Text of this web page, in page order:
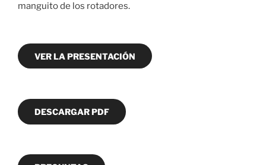
manguito de los rotadores.
VER LA PRESENTACIÓN
DESCARGAR PDF